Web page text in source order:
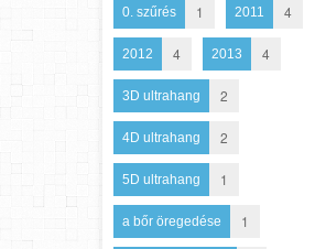
0. szűrés 1 2011 4
2012 4 2013 4
3D ultrahang 2
4D ultrahang 2
5D ultrahang 1
a bőr öregedése 1